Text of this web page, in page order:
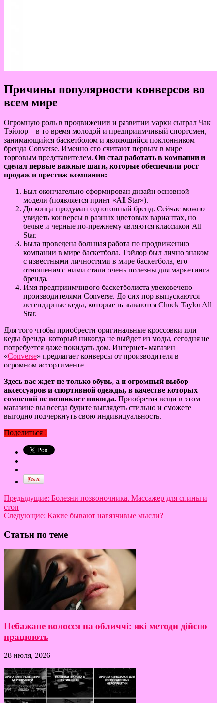
Причины популярности конверсов во
всем мире
Огромную роль в продвижении и развитии марки сыграл Чак
Тэйлор – в то время молодой и предприимчивый спортсмен,
занимающийся баскетболом и являющийся поклонником
бренда Converse. Именно его считают первым в мире
торговым представителем. Он стал работать в компании и
сделал первые важные шаги, которые обеспечили рост
продаж и престиж компании:
Был окончательно сформирован дизайн основной
модели (появляется принт «All Star»).
До конца продуман однотонный бренд. Сейчас можно
увидеть конверсы в разных цветовых вариантах, но
белые и черные по-прежнему являются классикой All
Star.
Была проведена большая работа по продвижению
компании в мире баскетбола. Тэйлор был лично знаком
с известными личностями в мире баскетбола, его
отношения с ними стали очень полезны для маркетинга
бренда.
Имя предприимчивого баскетболиста увековечено
производителями Converse. До сих пор выпускаются
легендарные кеды, которые называются Chuck Taylor All
Star.
Для того чтобы приобрести оригинальные кроссовки или
кеды бренда, который никогда не выйдет из моды, сегодня не
потребуется даже покидать дом. Интернет- магазин
«Converse» предлагает конверсы от производителя в
огромном ассортименте.
Здесь вас ждет не только обувь, а и огромный выбор
аксессуаров и спортивной одежды, в качестве которых
сомнений не возникнет никогда. Приобретая вещи в этом
магазине вы всегда будите выглядеть стильно и сможете
выгодно подчеркнуть свою индивидуальность.
Поделиться !
Предыдущие: Болезни позвоночника. Массажер для спины и
стоп
Следующие: Какие бывают навязчивые мысли?
Статьи по теме
Небажане волосся на обличчі: які методи дійсно
працюють
28 июля, 2026